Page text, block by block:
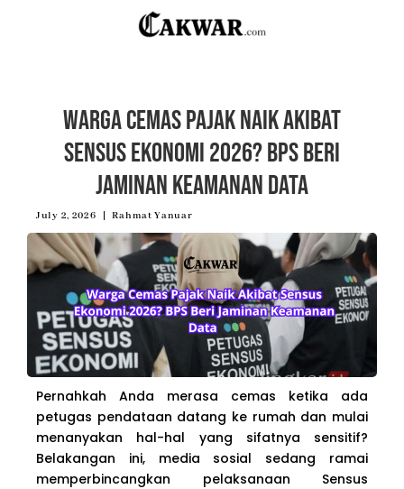
Warga Cemas Pajak Naik Akibat
Sensus Ekonomi 2026? BPS Beri
Jaminan Keamanan Data
July 2, 2026 Rahmat Yanuar
Pernahkah Anda merasa cemas ketika ada
petugas pendataan datang ke rumah dan mulai
menanyakan hal-hal yang sifatnya sensitif?
Belakangan ini, media sosial sedang ramai
memperbincangkan pelaksanaan Sensus